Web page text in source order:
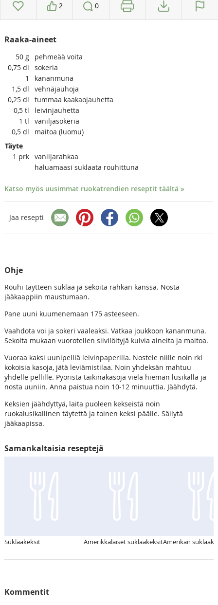
2 0
Raaka-aineet
50 g
pehmeää voita
0,75 dl
sokeria
1
kananmuna
1,5 dl
vehnäjauhoja
0,25 dl
tummaa kaakaojauhetta
0,5 tl
leivinjauhetta
1 tl
vaniljasokeria
0,5 dl
maitoa (luomu)
Täyte
1 prk vaniljarahkaa
haluamaasi suklaata rouhittuna
Katso myös uusimmat ruokatrendien reseptit täältä »
Jaa resepti
Ohje
Rouhi täytteen suklaa ja sekoita rahkan kanssa. Nosta
jääkaappiin maustumaan.
Pane uuni kuumenemaan 175 asteeseen.
Vaahdota voi ja sokeri vaaleaksi. Vatkaa joukkoon kananmuna.
Sekoita mukaan vuorotellen siivilöityjä kuivia aineita ja maitoa.
Vuoraa kaksi uunipelliä leivinpaperilla. Nostele niille noin rkl
kokoisia kasoja, jätä leviämistilaa. Noin yhdeksän mahtuu
yhdelle pellille. Pyöristä taikinakasoja vielä hieman lusikalla ja
nosta uuniin. Anna paistua noin 10-12 minuuttia. Jäähdytä.
Keksien jäähdyttyä, laita puoleen kekseistä noin
ruokalusikallinen täytettä ja toinen keksi päälle. Säilytä
jääkaapissa.
Samankaltaisia reseptejä
Suklaakeksit Amerikkalaiset suklaakeksitAmerikan
Kommentit